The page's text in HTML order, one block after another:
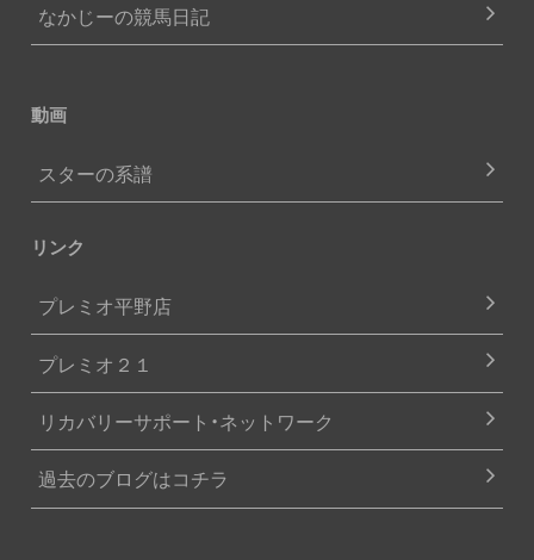
なかじーの競馬日記
動画
スターの系譜
リンク
プレミオ平野店
プレミオ２１
リカバリーサポート・ネットワーク
過去のブログはコチラ